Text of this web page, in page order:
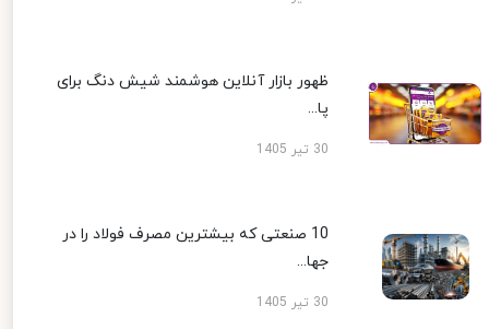
ظهور بازار آنلاین هوشمند شیش دنگ برای
پا...
30 تیر 1405
10 صنعتی که بیشترین مصرف فولاد را در
جها...
30 تیر 1405